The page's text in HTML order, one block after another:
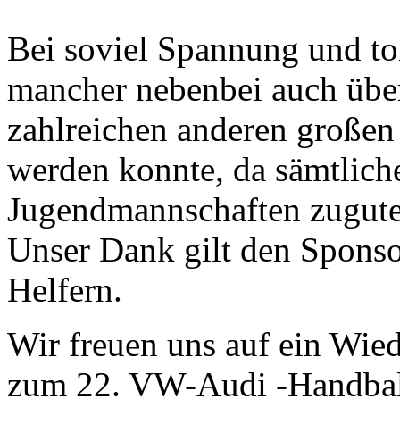
Bei soviel Spannung und
mancher nebenbei auch
zahlreichen anderen
werden konnte, da
Jugendmannschaften
Unser Dank gilt den
Helfern.
Wir freuen uns auf ein
zum 22. VW-Audi -